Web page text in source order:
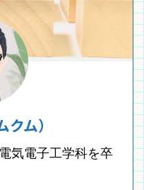
ム）
気電子工学科を卒